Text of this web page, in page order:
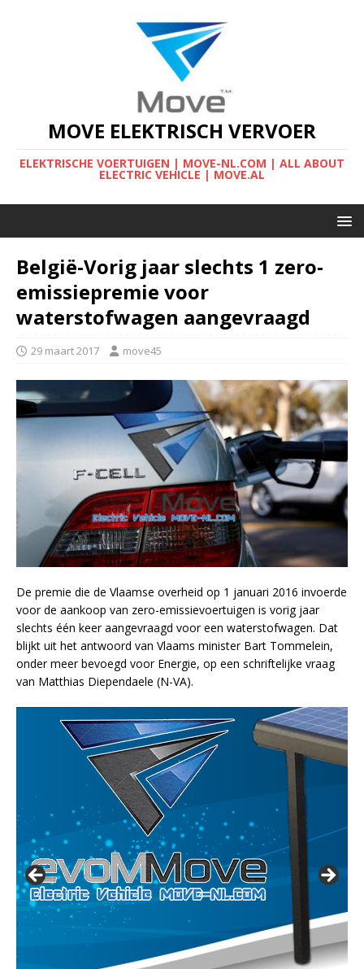
MOVE ELEKTRISCH VERVOER
ELEKTRISCHE VOERTUIGEN | MOVE-NL.COM | ALL ABOUT
ELECTRIC VEHICLE | MOVE.AL
België-Vorig jaar slechts 1 zero-
emissiepremie voor
waterstofwagen aangevraagd
29 maart 2017 move45
De premie die de Vlaamse overheid op 1 januari 2016 invoerde
voor de aankoop van zero-emissievoertuigen is vorig jaar
slechts één keer aangevraagd voor een waterstofwagen. Dat
blijkt uit het antwoord van Vlaams minister Bart Tommelein,
onder meer bevoegd voor Energie, op een schriftelijke vraag
van Matthias Diependaele (N-VA).